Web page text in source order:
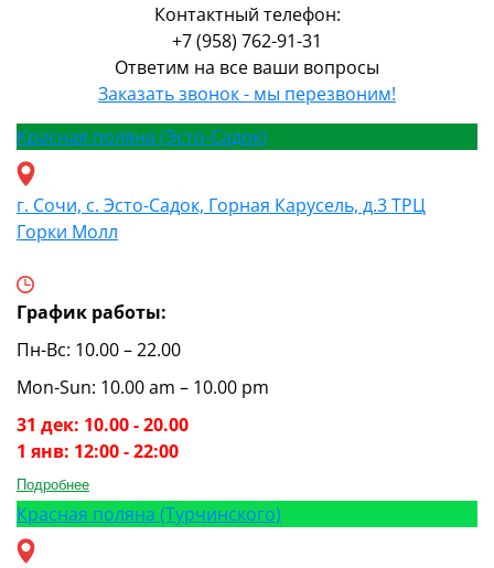
Контактный телефон:
+7 (958) 762-91-31
Ответим на все ваши вопросы
Заказать звонок - мы перезвоним!
Красная поляна (Эсто-Садок)
г. Сочи, с. Эсто-Садок, Горная Карусель, д.3 ТРЦ
Горки Молл
График работы:
Пн-Вс: 10.00 – 22.00
Mon-Sun: 10.00 am – 10.00 pm
31 дек: 10.00 - 20.00
1 янв: 12:00 - 22:00
Подробнее
Красная поляна (Турчинского)